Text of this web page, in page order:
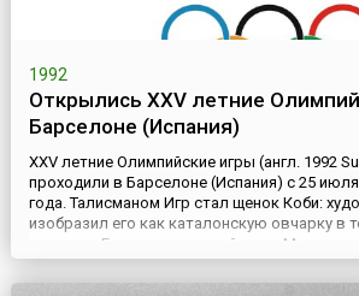
1992
Открылись XXV летние
Барселоне (Испания)
XXV летние Олимпийские игры (англ. 1992
проходили в Барселоне (Испания) с 25 июля
года. Талисманом Игр стал щенок Коби:
изобразил его как каталонскую овчарку в
галстуке. Его, как и олимпийского Мишу –
Олимпиады-80, после официального
отпустили в небо на воздушных шарах.В